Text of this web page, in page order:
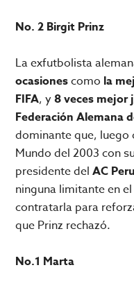
No. 2 Birgit Prinz
La exfutbolista
ocasionescomo la
FIFA, y8 veces mejor
Federación Alemana
dominante que, luego
Mundo del 2003 con
presidente delAC
ninguna limitante en
contratarla para
que Prinz rechazó.
No.1 Marta